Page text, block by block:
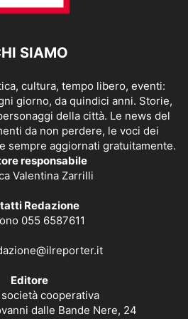
SIAMO
cultura, tempo libero, eventi:
giorno, da quindici anni. Storie,
della città. Le news del
da non perdere, le voci dei
sempre aggiornati gratuitamente.
responsabile
Valentina Zarrilli
Redazione
055 6587611
Editore
società cooperativa
dalle Bande Nere, 24